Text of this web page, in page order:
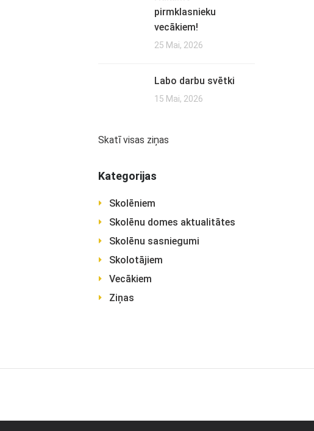
pirmklasnieku
vecākiem!
25 Mai, 2026
Labo darbu svētki
15 Mai, 2026
Skatī visas ziņas
Kategorijas
Skolēniem
Skolēnu domes aktualitātes
Skolēnu sasniegumi
Skolotājiem
Vecākiem
Ziņas